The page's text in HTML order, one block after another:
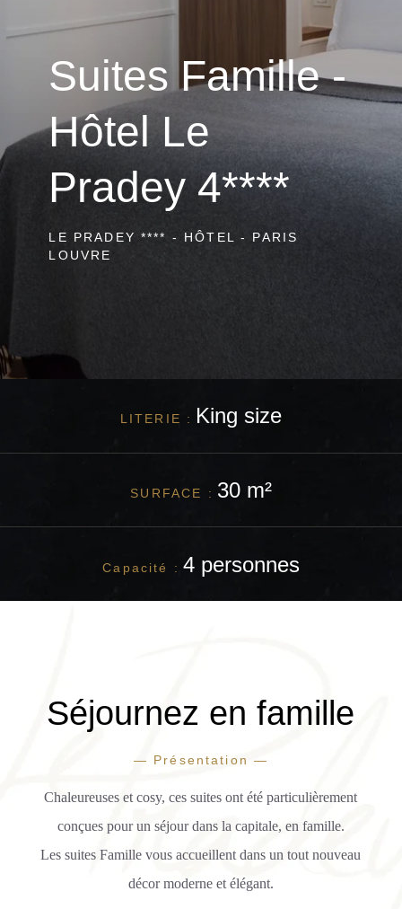
Suites Famille -
Hôtel Le
Pradey 4****
LE PRADEY **** - HÔTEL - PARIS
LOUVRE
LITERIE : King size
SURFACE : 30 m²
Capacité : 4 personnes
Séjournez en famille
— Présentation —
Chaleureuses et cosy, ces suites ont été particulièrement
conçues pour un séjour dans la capitale, en famille.
Les suites Famille vous accueillent dans un tout nouveau
décor moderne et élégant.